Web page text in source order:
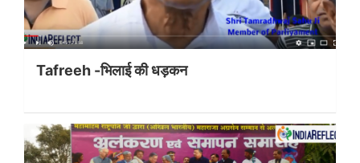
Tafreeh -भिलाई की धड़कन